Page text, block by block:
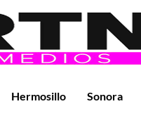
Hermosillo Sonora